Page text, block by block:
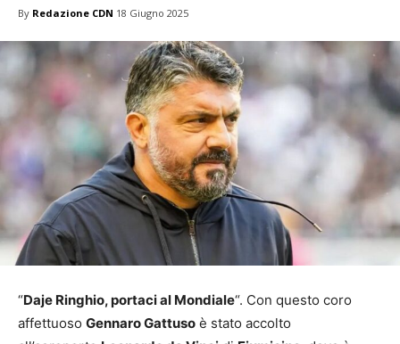
By Redazione CDN 18 Giugno 2025
“Daje Ringhio, portaci al Mondiale“. Con questo coro
affettuoso Gennaro Gattuso è stato accolto